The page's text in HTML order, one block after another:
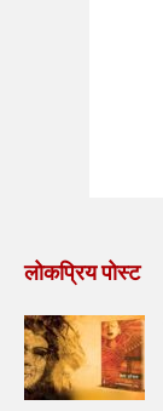
लोकप्रिय पोस्ट